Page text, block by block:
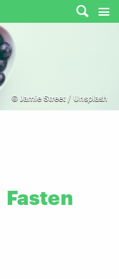
© Jamie Street / Unsplash
Fasten